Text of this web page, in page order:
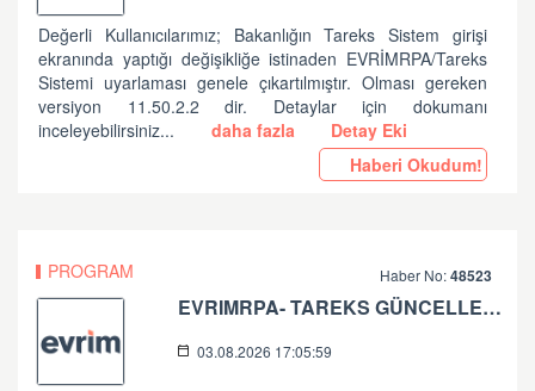
Değerli Kullanıcılarımız; Bakanlığın Tareks Sistem girişi
ekranında yaptığı değişikliğe istinaden EVRİMRPA/Tareks
Sistemi uyarlaması genele çıkartılmıştır. Olması gereken
versiyon 11.50.2.2 dir. Detaylar için dokumanı
inceleyebilirsiniz...
daha fazla
Detay Eki
Haberi Okudum!
PROGRAM Haber No:48523
EVRIMRPA- TAREKS GÜNCELLEMESI HAKKINDA
03.08.2026 17:05:59